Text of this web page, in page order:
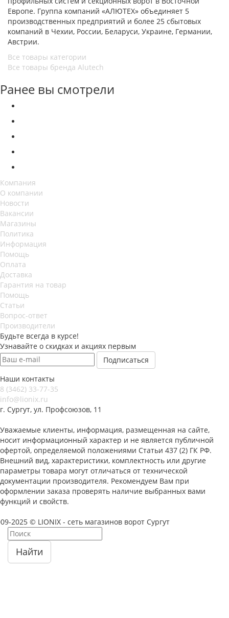
Европе. Группа компаний «АЛЮТЕХ» объединяет 5
производственных предприятий и более 25 сбытовых
компаний в Чехии, России, Беларуси, Украине, Германии,
Австрии.
Все товары категории
Все товары бренда Alutech
Ранее вы смотрели
Компания
О компании
Новости
Вакансии
Магазины
Политика
Информация
Помощь
Оплата
Доставка
Гарантия на товар
Помощь
Статьи
Вопрос-ответ
Производители
Будьте всегда в курсе!
Узнавайте о скидках и акциях первым
Наши контакты
8 (3462) 33-77-35
info@lionix.ru
г. Сургут, ул. Профсоюзов, 11
Уважаемые клиенты, информация, размещенная на сайте,
носит информационный характер и не является публичной
офертой, определяемой положениями Статьи 437 (2) ГК РФ.
Внешний вид, характеристики, комплектность или другие
параметры товара могут отличаться от технической
документации производителя. Рекомендуем Вам при
оформлении заказа проверять наличие выбранных вами
функций и свойств.
2025 © LIONIX - сеть магазинов ворот Сургут
Найти